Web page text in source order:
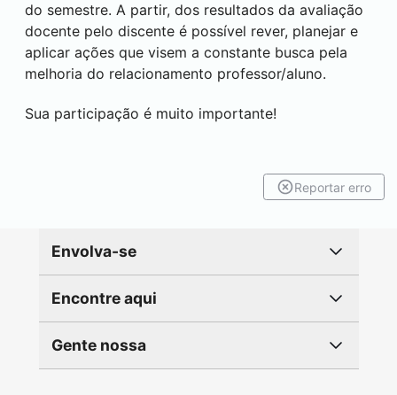
do semestre. A partir, dos resultados da avaliação
docente pelo discente é possível rever, planejar e
aplicar ações que visem a constante busca pela
melhoria do relacionamento professor/aluno.
Sua participação é muito importante!
Reportar erro
Envolva-se
Encontre aqui
Gente nossa